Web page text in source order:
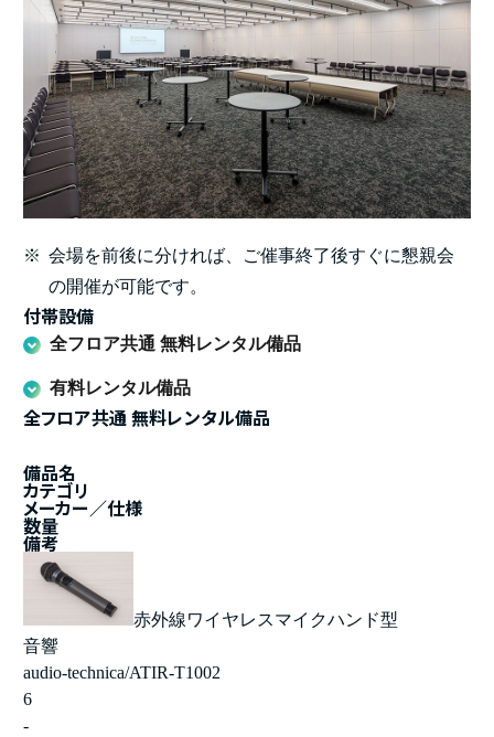
※ 会場を前後に分ければ、ご催事終了後すぐに懇親会
の開催が可能です。
付帯設備
全フロア共通 無料レンタル備品
有料レンタル備品
全フロア共通 無料レンタル備品
備品名
カテゴリ
メーカー／仕様
数量
備考
赤外線ワイヤレスマイクハンド型
音響
audio-technica/ATIR-T1002
6
-